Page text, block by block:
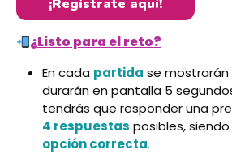
¡Regístrate aquí!
¿Listo para el reto?
En cada partida se mostrarán
durarán en pantalla 5
tendrás que responder una
4 respuestas posibles, siendo
opción correcta.